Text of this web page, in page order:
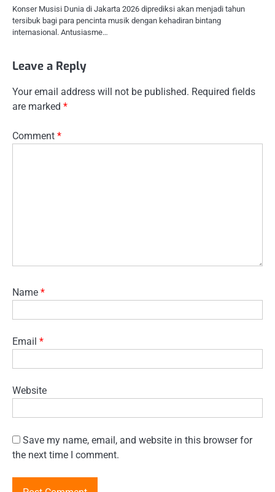
Konser Musisi Dunia di Jakarta 2026 diprediksi akan menjadi tahun
tersibuk bagi para pencinta musik dengan kehadiran bintang
internasional. Antusiasme…
Leave a Reply
Your email address will not be published. Required fields
are marked *
Comment *
Name *
Email *
Website
Save my name, email, and website in this browser for
the next time I comment.